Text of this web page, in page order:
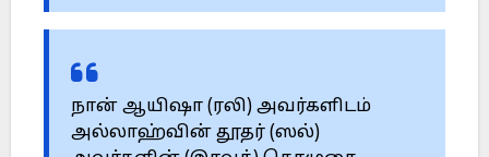
நான் ஆயிஷா (ரலி) அவர்களிடம்
அல்லாஹ்வின் தூதர் (ஸல்)